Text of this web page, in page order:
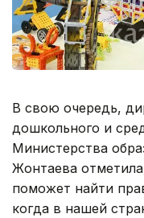
В свою очередь,
дошкольного и
Министерства
Жонтаева
поможет найти
когда в нашей